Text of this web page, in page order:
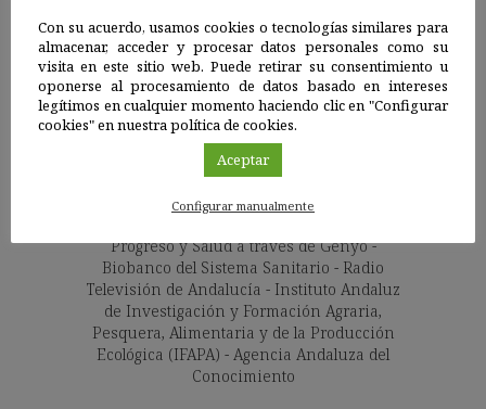
Olavide y Sevilla - Centros del CSIC (la Casa
de la Ciencia, el Instituto de Astrofísica de
Andalucía, la Estación Experimental del
Zaidín, el Instituto de Estudios Sociales
Avanzados, el Instituto de Parasitología y
Biomedicina López-Neyra, la Escuela de
Estudios Árabes, el Instituto de Agricultura
Sostenible y la Estación Experimental de
Zonas Áridas) - IMGEMA-Real Jardín
Progreso y Salud a través de Genyo -
Biobanco del Sistema Sanitario - Radio
Televisión de Andalucía - Instituto Andaluz
de Investigación y Formación Agraria,
Pesquera, Alimentaria y de la Producción
Ecológica (IFAPA) - Agencia Andaluza del
Conocimiento
Con su acuerdo, usamos cookies o tecnologías similares para
almacenar, acceder y procesar datos personales como su
visita en este sitio web. Puede retirar su consentimiento u
oponerse al procesamiento de datos basado en intereses
legítimos en cualquier momento haciendo clic en "Configurar
cookies" en nuestra política de cookies.
Aceptar
Configurar manualmente